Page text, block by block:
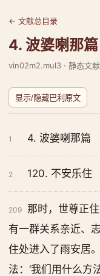
← 文献总目录
4. 波婆喇那篇
vin02m2.mul3 · 静态文
显示/隐藏巴利原文
1 4. 波婆喇那篇
2 120. 不安乐住
209
那时，世尊正
有一群关系亲近、
住处进入了雨安居
法：‘我们用什么方